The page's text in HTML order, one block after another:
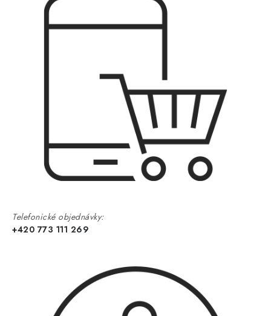
Telefonické objednávky:
+420 773 111 269